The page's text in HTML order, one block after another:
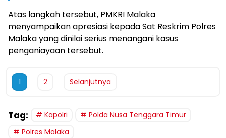
Atas langkah tersebut, PMKRI Malaka
menyampaikan apresiasi kepada Sat Reskrim Polres
Malaka yang dinilai serius menangani kasus
penganiayaan tersebut.
1 2 Selanjutnya
Tag: Kapolri
Polda Nusa Tenggara Timur
Polres Malaka